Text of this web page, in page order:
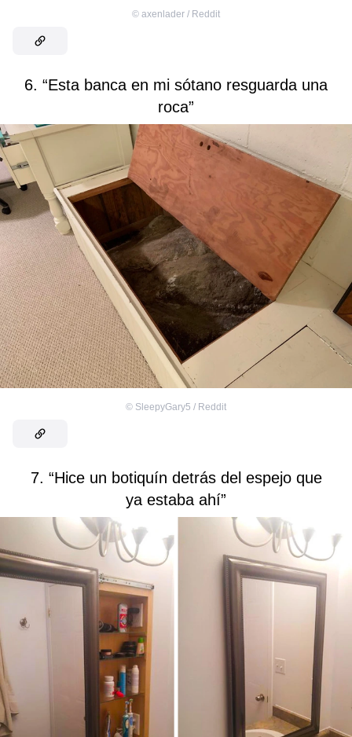
© axenlader / Reddit
6. “Esta banca en mi sótano resguarda una
roca”
© SleepyGary5 / Reddit
7. “Hice un botiquín detrás del espejo que
ya estaba ahí”